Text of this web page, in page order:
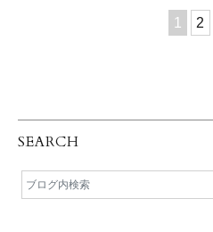
1 2
SEARCH